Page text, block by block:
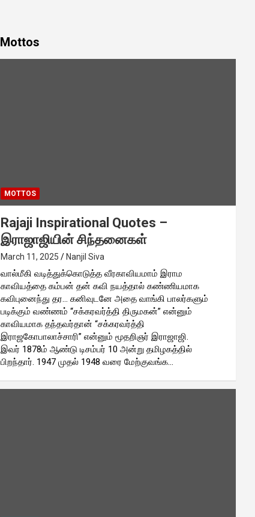
Mottos
MOTTOS
Rajaji Inspirational Quotes –
இராஜாஜியின் சிந்தனைகள்
March 11, 2025 Nanjil Siva
வால்மீகி வடித்துக்கொடுத்த வீரகாவியமாம் இராம
காவியத்தை கம்பன் தன் கவி நயத்தால் கண்ணியமாக
கவிபுனைந்து தர… கனிவுடனே அதை வாங்கி பாலர்களும்
படிக்கும் வண்ணம் “சக்கரவர்த்தி திருமகன்” என்னும்
காவியமாக தந்தவர்தான் “சக்கரவர்த்தி
இராஜகோபாலாச்சாரி” என்னும் மூதறிஞர் இராஜாஜி.
இவர் 1878ம் ஆண்டு டிசம்பர் 10 அன்று தமிழகத்தில்
பிறந்தார். 1947 முதல் 1948 வரை மேற்குவங்க…